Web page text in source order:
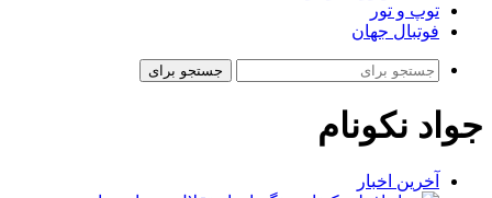
توپ و تور
فوتبال جهان
جستجو برای
جواد نکونام
آخرین اخبار